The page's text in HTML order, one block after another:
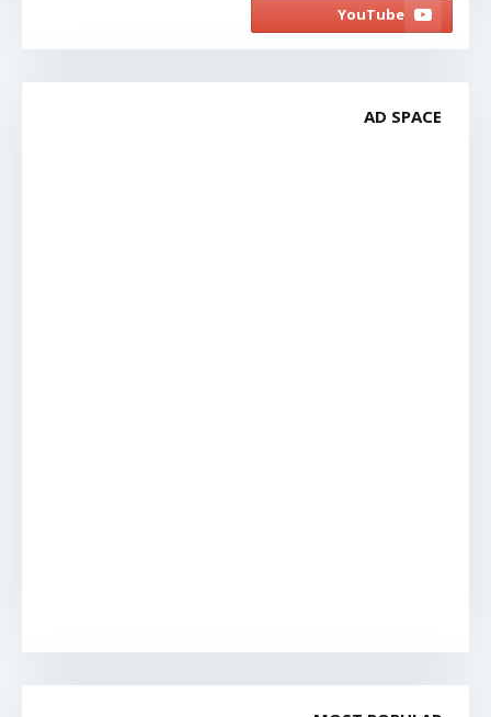
AD SPACE